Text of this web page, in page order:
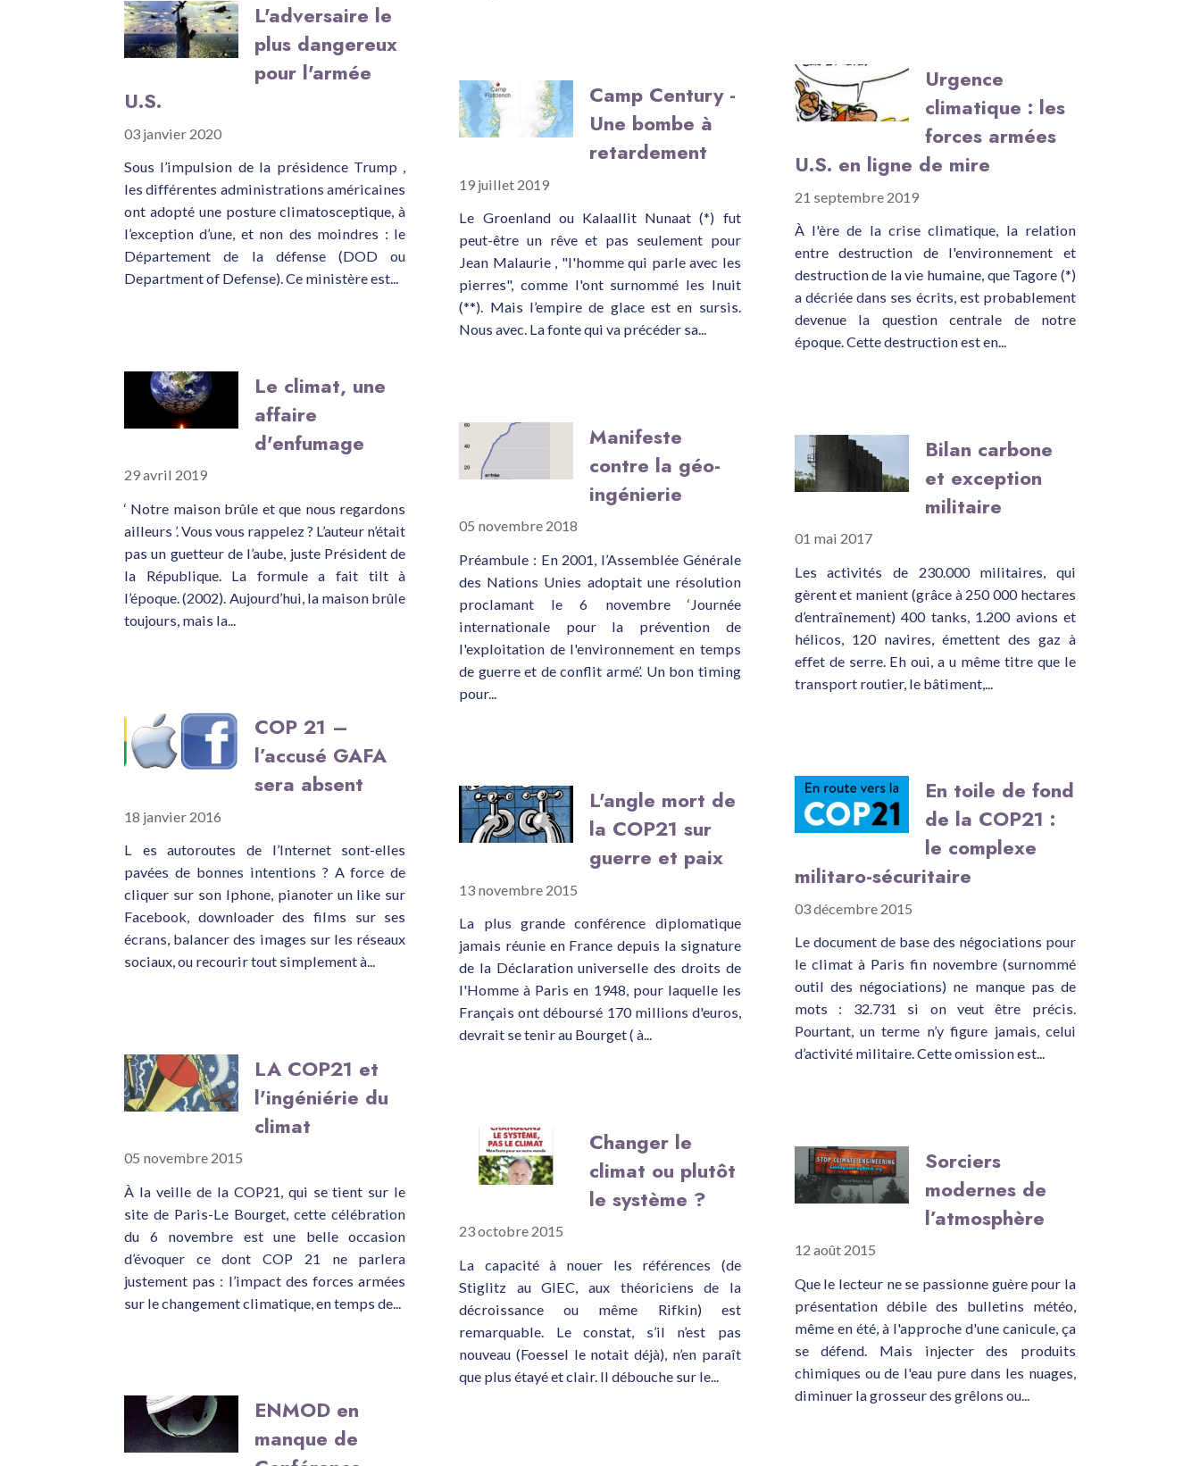
L'adversaire le
plus dangereux
pour l'armée
U.S.
03 janvier 2020
Sous l’impulsion de la présidence Trump ,
les différentes administrations américaines
ont adopté une posture climatosceptique, à
l’exception d’une, et non des moindres : le
Département de la défense (DOD ou
Department of Defense). Ce ministère est...
Urgence
climatique : les
forces armées
U.S. en ligne de mire
21 septembre 2019
À l'ère de la crise climatique, la relation
entre destruction de l'environnement et
destruction de la vie humaine, que Tagore (*)
a décriée dans ses écrits, est probablement
devenue la question centrale de notre
époque. Cette destruction est en...
Camp Century -
Une bombe à
retardement
19 juillet 2019
Le Groenland ou Kalaallit Nunaat (*) fut
peut-être un rêve et pas seulement pour
Jean Malaurie , "l'homme qui parle avec les
pierres", comme l'ont surnommé les Inuit
(**). Mais l’empire de glace est en sursis.
Nous avec. La fonte qui va précéder sa...
Le climat, une
affaire
d'enfumage
29 avril 2019
‘ Notre maison brûle et que nous regardons
ailleurs ’. Vous vous rappelez ? L’auteur n’était
pas un guetteur de l’aube, juste Président de
la République. La formule a fait tilt à
l’époque. (2002). Aujourd’hui, la maison brûle
toujours, mais la...
Manifeste
contre la géo-
ingénierie
05 novembre 2018
Préambule : En 2001, l’Assemblée Générale
des Nations Unies adoptait une résolution
proclamant le 6 novembre ‘Journée
internationale pour la prévention de
l'exploitation de l'environnement en temps
de guerre et de conflit armé’. Un bon timing
pour...
Bilan carbone
et exception
militaire
01 mai 2017
Les activités de 230.000 militaires, qui
gèrent et manient (grâce à 250 000 hectares
d’entraînement) 400 tanks, 1.200 avions et
hélicos, 120 navires, émettent des gaz à
effet de serre. Eh oui, a u même titre que le
transport routier, le bâtiment,...
COP 21 –
l’accusé GAFA
sera absent
18 janvier 2016
L es autoroutes de l’Internet sont-elles
pavées de bonnes intentions ? A force de
cliquer sur son Iphone, pianoter un like sur
Facebook, downloader des films sur ses
écrans, balancer des images sur les réseaux
sociaux, ou recourir tout simplement à...
En toile de fond
de la COP21 :
le complexe
militaro-sécuritaire
03 décembre 2015
Le document de base des négociations pour
le climat à Paris fin novembre (surnommé
outil des négociations) ne manque pas de
mots : 32.731 si on veut être précis.
Pourtant, un terme n’y figure jamais, celui
d’activité militaire. Cette omission est...
L'angle mort de
la COP21 sur
guerre et paix
13 novembre 2015
La plus grande conférence diplomatique
jamais réunie en France depuis la signature
de la Déclaration universelle des droits de
l'Homme à Paris en 1948, pour laquelle les
Français ont déboursé 170 millions d'euros,
devrait se tenir au Bourget ( à...
LA COP21 et
l'ingéniérie du
climat
05 novembre 2015
À la veille de la COP21, qui se tient sur le
site de Paris-Le Bourget, cette célébration
du 6 novembre est une belle occasion
d’évoquer ce dont COP 21 ne parlera
justement pas : l’impact des forces armées
sur le changement climatique, en temps de...
Changer le
climat ou plutôt
le système ?
23 octobre 2015
La capacité à nouer les références (de
Stiglitz au GIEC, aux théoriciens de la
décroissance ou même Rifkin) est
remarquable. Le constat, s’il n’est pas
nouveau (Foessel le notait déjà), n’en paraît
que plus étayé et clair. Il débouche sur le...
Sorciers
modernes de
l’atmosphère
12 août 2015
Que le lecteur ne se passionne guère pour la
présentation débile des bulletins météo,
même en été, à l'approche d'une canicule, ça
se défend. Mais injecter des produits
chimiques ou de l'eau pure dans les nuages,
diminuer la grosseur des grêlons ou...
ENMOD en
manque de